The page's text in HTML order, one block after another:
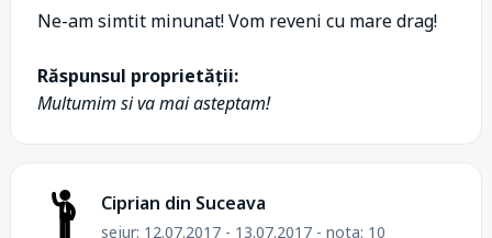
Ne-am simtit minunat! Vom reveni cu mare drag!
Răspunsul proprietății:
Multumim si va mai asteptam!
Ciprian din Suceava
sejur: 12.07.2017 - 13.07.2017 - nota: 10